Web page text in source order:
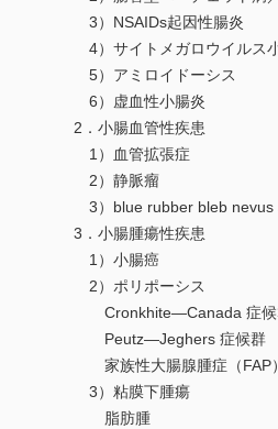
3）NSAIDs起因性腸炎
4）サイトメガロウイルス小
5）アミロイドーシス
6）虚血性小腸炎
2．小腸血管性疾患
1）血管拡張症
2）静脈瘤
3）blue rubber bleb nevus
3．小腸腫瘍性疾患
1）小腸癌
2）ポリポーシス
Cronkhite—Canada 症候
Peutz—Jeghers 症候群
家族性大腸腺腫症（FAP）
3）粘膜下腫瘍
脂肪腫